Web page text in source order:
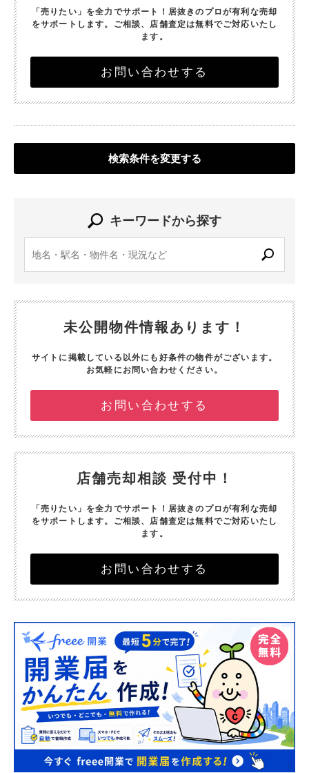
「売りたい」を全力でサポート！ 居抜きのプロが有利な売却
をサポートします。 ご相談、店舗査定は無料でご対応いたし
ます。
お問い合わせする
検索条件を変更する
キーワードから探す
未公開物件情報あります！
サイトに掲載している以外にも好条件の物件がございます。
お気軽にお問い合わせください。
お問い合わせする
店舗売却相談 受付中！
「売りたい」を全力でサポート！ 居抜きのプロが有利な売却
をサポートします。 ご相談、店舗査定は無料でご対応いたし
ます。
お問い合わせする